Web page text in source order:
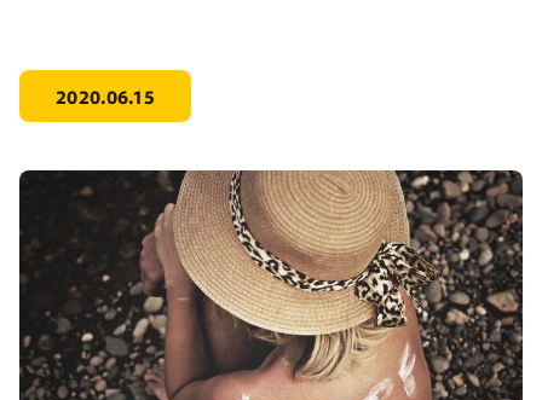
2020.06.15